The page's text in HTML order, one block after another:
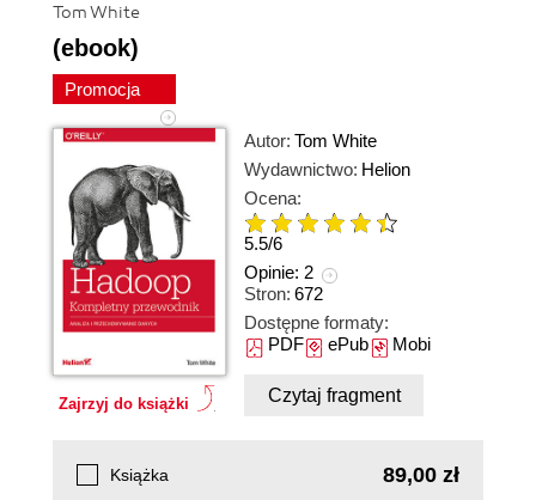
Tom White
(ebook)
Promocja
Zajrzyj do książki
Autor: Tom White
Wydawnictwo: Helion
Ocena:
5.5/6
Opinie: 2
Stron: 672
Dostępne formaty:
PDFePubMobi
Czytaj fragment
Książka 89,00 zł